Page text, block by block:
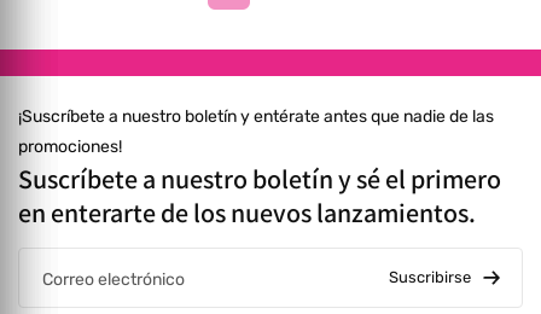
¡Suscríbete a nuestro boletín y entérate antes que nadie de las
promociones!
Suscríbete a nuestro boletín y sé el primero
en enterarte de los nuevos lanzamientos.
Correo electrónico Suscribirse